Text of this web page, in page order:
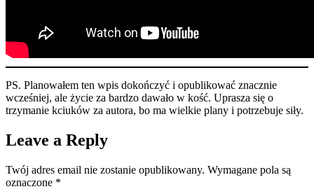
PS. Planowałem ten wpis dokończyć i opublikować znacznie
wcześniej, ale życie za bardzo dawało w kość. Uprasza się o
trzymanie kciuków za autora, bo ma wielkie plany i potrzebuje siły.
Leave a Reply
Twój adres email nie zostanie opublikowany. Wymagane pola są
oznaczone *